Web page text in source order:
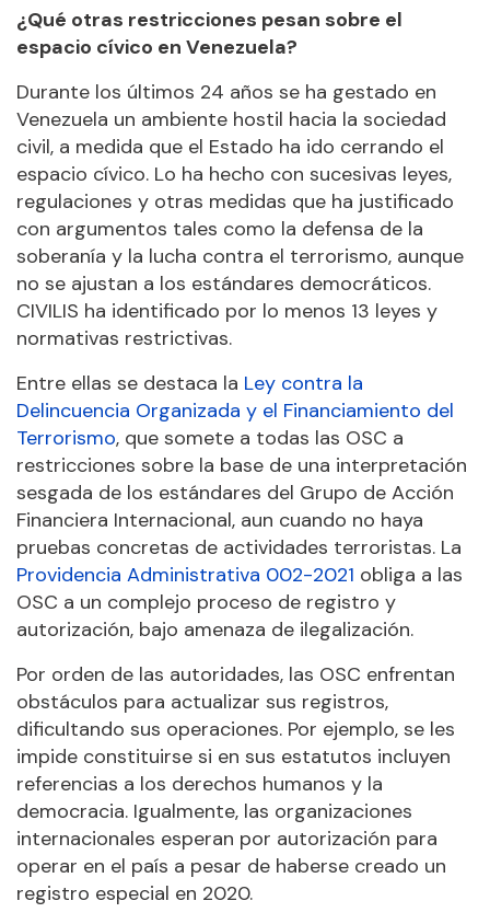
¿Qué otras restricciones pesan sobre el
espacio cívico en Venezuela?
Durante los últimos 24 años se ha gestado en
Venezuela un ambiente hostil hacia la sociedad
civil, a medida que el Estado ha ido cerrando el
espacio cívico. Lo ha hecho con sucesivas leyes,
regulaciones y otras medidas que ha justificado
con argumentos tales como la defensa de la
soberanía y la lucha contra el terrorismo, aunque
no se ajustan a los estándares democráticos.
CIVILIS ha identificado por lo menos 13 leyes y
normativas restrictivas.
Entre ellas se destaca la Ley contra la
Delincuencia Organizada y el Financiamiento del
Terrorismo, que somete a todas las OSC a
restricciones sobre la base de una interpretación
sesgada de los estándares del Grupo de Acción
Financiera Internacional, aun cuando no haya
pruebas concretas de actividades terroristas. La
Providencia Administrativa 002-2021 obliga a las
OSC a un complejo proceso de registro y
autorización, bajo amenaza de ilegalización.
Por orden de las autoridades, las OSC enfrentan
obstáculos para actualizar sus registros,
dificultando sus operaciones. Por ejemplo, se les
impide constituirse si en sus estatutos incluyen
referencias a los derechos humanos y la
democracia. Igualmente, las organizaciones
internacionales esperan por autorización para
operar en el país a pesar de haberse creado un
registro especial en 2020.